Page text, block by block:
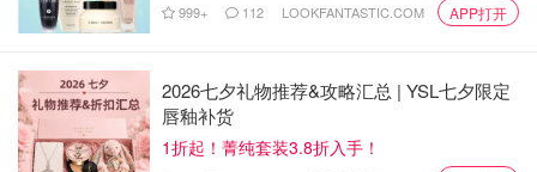
999+ 112 LOOKFANTASTIC.COM APP打开
2026七夕礼物推荐&攻略汇总 | YSL七夕限定
唇釉补货
1折起！菁纯套装3.8折入手！